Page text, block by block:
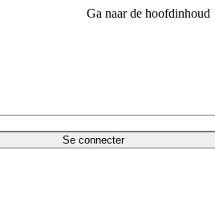
Ga naar de hoofdinhoud
Se connecter